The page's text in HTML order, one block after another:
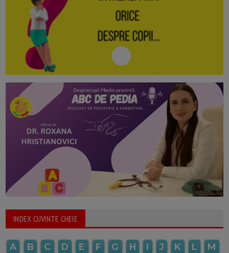
INDEX CUVINTE CHEIE
A B C D E F G H I J K L
M